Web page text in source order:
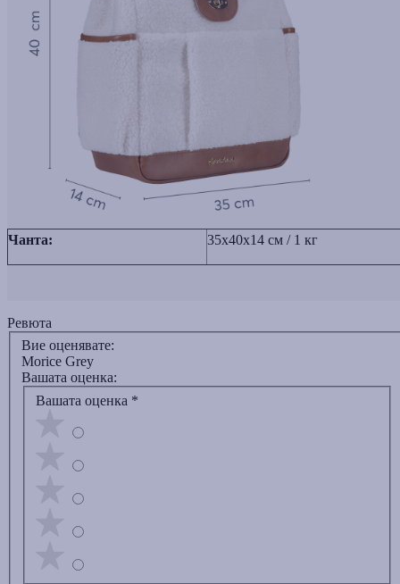
Чанта: 35x40x14 см / 1 кг
Ревюта
Вие оценявате:
Morice Grey
Вашата оценка:
Вашата оценка *